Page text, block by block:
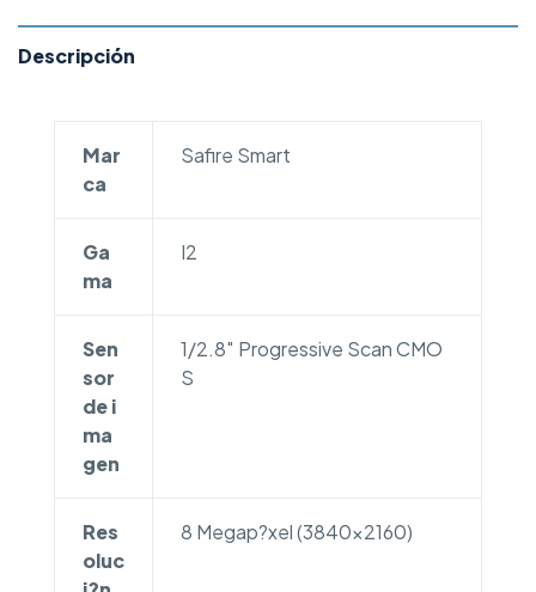
Descripción
Mar
ca
Safire Smart
Ga
ma
I2
Sen
sor
de i
ma
gen
1/2.8″ Progressive Scan CMO
S
Res
oluc
8 Megap?xel (3840×2160)